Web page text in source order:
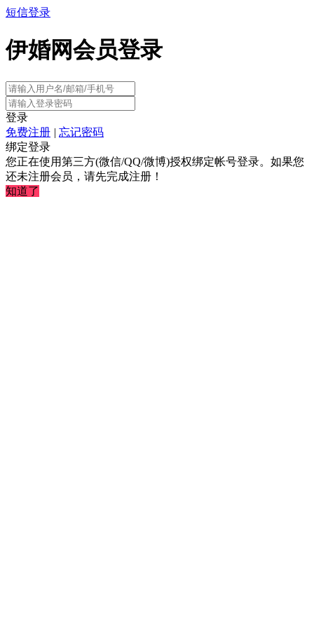
短信登录
伊婚网会员登录
登录
免费注册 | 忘记密码
绑定登录
您正在使用第三方(微信/QQ/微博)授权绑定帐号登录。如果您
还未注册会员，请先完成注册！
知道了